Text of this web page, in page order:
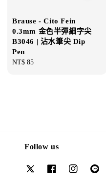
Brause - Cito Fein
0.3mm 金色半彈細字尖
B3046 | 沾水筆尖 Dip
Pen
Regular
NT$ 85
Follow us